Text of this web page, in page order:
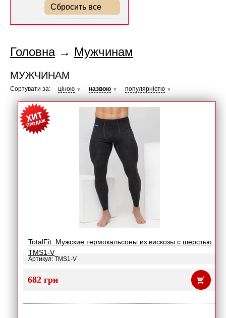
Сбросить все
Головна→ Мужчинам
МУЖЧИНАМ
Сортувати за: ціною ▼ назвою ▼ популярністю ▼
TotalFit. Мужские термокальсоны из вискозы с шерстью
TMS1-V
Артикул: TMS1-V
682 грн